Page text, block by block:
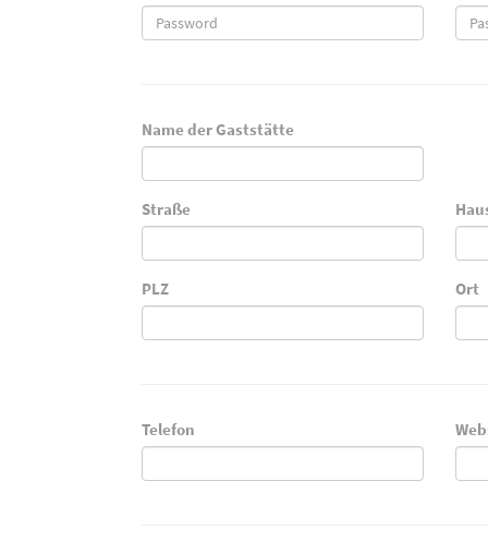
Name der Gaststätte
Straße
PLZ Ort
Telefon